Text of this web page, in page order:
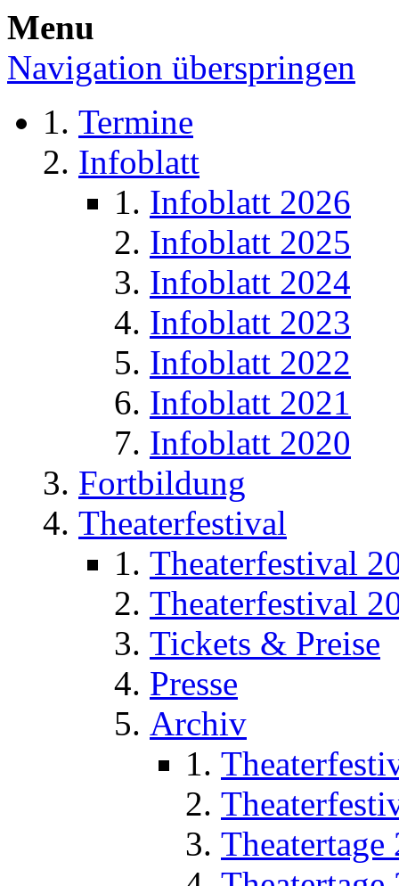
Menu
Navigation überspringen
Termine
Infoblatt
Infoblatt 2026
Infoblatt 2025
Infoblatt 2024
Infoblatt 2023
Infoblatt 2022
Infoblatt 2021
Infoblatt 2020
Fortbildung
Theaterfestival
Theaterfestival
Theaterfestival
Tickets & Preise
Presse
Archiv
Theatertage